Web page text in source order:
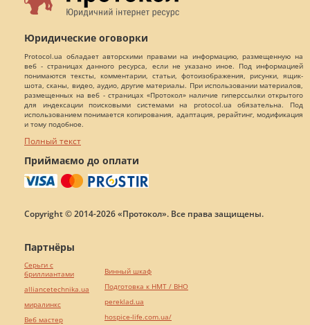
Юридические оговорки
Protocol.ua обладает авторскими правами на информацию, размещенную на
веб - страницах данного ресурса, если не указано иное. Под информацией
понимаются тексты, комментарии, статьи, фотоизображения, рисунки, ящик-
шота, сканы, видео, аудио, другие материалы. При использовании материалов,
размещенных на веб - страницах «Протокол» наличие гиперссылки открытого
для индексации поисковыми системами на protocol.ua обязательна. Под
использованием понимается копирования, адаптация, рерайтинг, модификация
и тому подобное.
Полный текст
Приймаємо до оплати
Copyright © 2014-2026 «Протокол». Все права защищены.
Партнёры
Серьги с
бриллиантами
alliancetechnika.ua
миралинкс
Веб мастер
Винный шкаф
Подготовка к НМТ / ВНО
pereklad.ua
hospice-life.com.ua/